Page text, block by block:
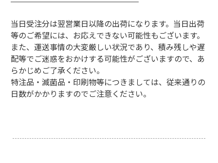
当日受注分は翌営業日以降の出荷になります。当日出荷
等のご希望には、お応えできない可能性もございます。
また、運送事情の大変厳しい状況であり、積み残しや遅
配等でご迷惑をおかけする可能性がございますので、 あ
らかじめご了承ください。
特注品・滅菌品・印刷物等につきましては、従来通りの
日数がかかりますのでご注意ください。